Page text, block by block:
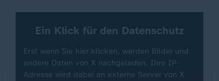
Ein Klick für den Datenschutz
Erst wenn Sie hier klicken, werden Bilder und
andere Daten von X nachgeladen. Ihre IP-
Adresse wird dabei an externe Server von X